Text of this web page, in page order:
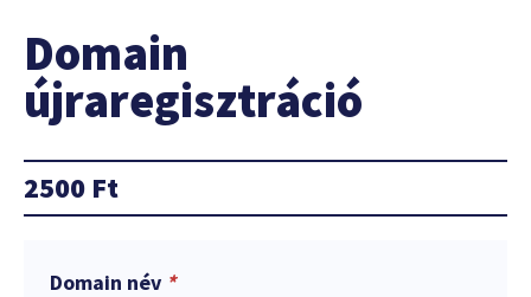
Domain
újraregisztráció
2500 Ft
Domain név *